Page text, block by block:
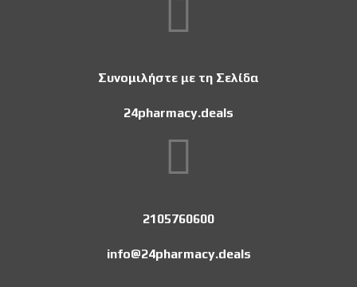
Συνομιλήστε με τη Σελίδα
24pharmacy.deals
2105760600
info@24pharmacy.deals